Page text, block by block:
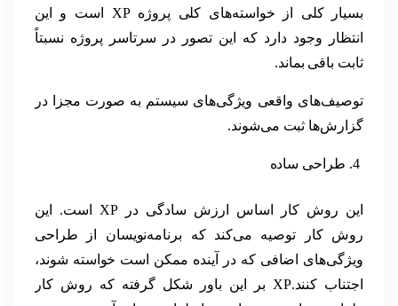
بسیار کلی از خواسته‌های کلی پروژه XP است و این
انتظار وجود دارد که این تصور در سرتاسر پروژه نسبتاً
ثابت باقی بماند.
توصیف‌های واقعی ویژگی‌های سیستم به صورت مجزا در
گزارش‌ها ثبت می‌شوند.
طراحی ساده
این روش کار اساس ارزش سادگی در XP است. این
روش کار توصیه می‌کند که برنامه‌نویسان از طراحی
ویژگی‌های اضافی که در آینده ممکن است خواسته شوند،
اجتناب کنند.XP بر این باور شکل گرفته که روش کار